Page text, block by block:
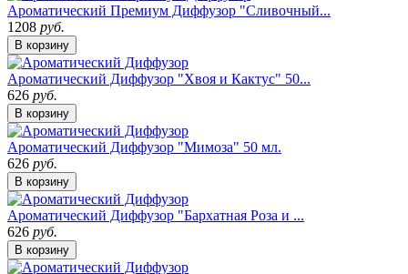
Ароматический Премиум Диффузор "Сливочный...
1208 руб.
В корзину
Ароматический Диффузор "Хвоя и Кактус" 50...
626 руб.
В корзину
Ароматический Диффузор "Мимоза" 50 мл.
626 руб.
В корзину
Ароматический Диффузор "Бархатная Роза и ...
626 руб.
В корзину